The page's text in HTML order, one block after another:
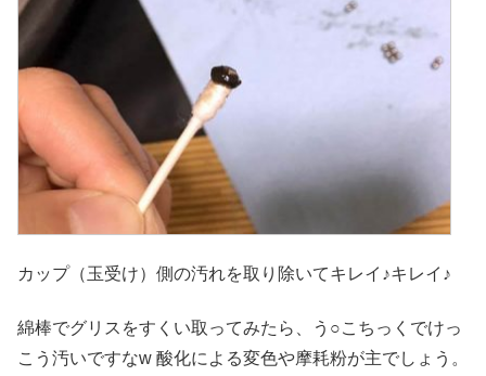
カップ（玉受け）側の汚れを取り除いてキレイ♪キレイ♪
綿棒でグリスをすくい取ってみたら、う○こちっくでけっ
こう汚いですなw 酸化による変色や摩耗粉が主でしょう。